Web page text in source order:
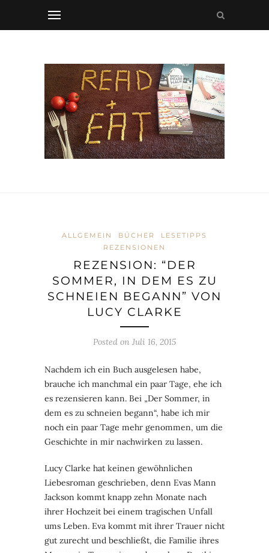
ALLGEMEIN BÜCHER
LESETIPPS
REZENSIONEN
REZENSION: “DER
SOMMER, IN DEM ES ZU
SCHNEIEN BEGANN” VON
LUCY CLARKE
Posted on Juli 16, 2015
Nachdem ich ein Buch ausgelesen habe,
brauche ich manchmal ein paar Tage, ehe ich
es rezensieren kann. Bei „Der Sommer, in
dem es zu schneien begann“, habe ich mir
noch ein paar Tage mehr genommen, um die
Geschichte in mir nachwirken zu lassen.
Lucy Clarke hat keinen gewöhnlichen
Liebesroman geschrieben, denn Evas Mann
Jackson kommt knapp zehn Monate nach
ihrer Hochzeit bei einem tragischen Unfall
ums Leben. Eva kommt mit ihrer Trauer nicht
gut zurecht und beschließt, die Familie ihres